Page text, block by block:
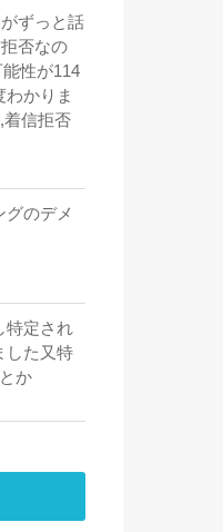
ずっと話
否なの
性が114
わかりま
着信拒否
グのデメ
特定され
した又特
か